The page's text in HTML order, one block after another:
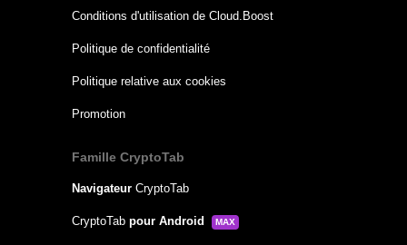
Conditions d'utilisation de Cloud.Boost
Politique de confidentialité
Politique relative aux cookies
Promotion
Famille CryptoTab
NavigateurCryptoTab
CryptoTab pour Android MAX